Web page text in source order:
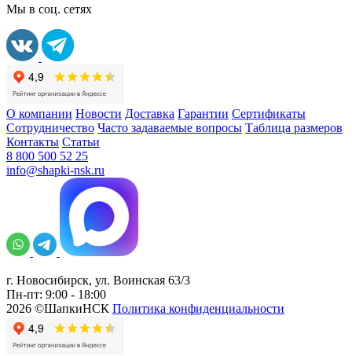
Мы в соц. сетях
О компании Новости Доставка Гарантии Сертификаты
Сотрудничество Часто задаваемые вопросы Таблица размеров
Контакты Статьи
8 800 500 52 25
info@shapki-nsk.ru
г. Новосибирск, ул. Воинская 63/3
Пн-пт: 9:00 - 18:00
2026 ©ШапкиНСК Политика конфиденциальности